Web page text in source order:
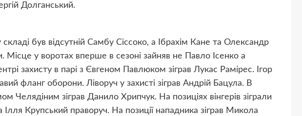
Долганський.
був відсутній Самбу Сіссоко, а Ібрахім Кане та Олександр
Місце у воротах вперше в сезоні зайняв не Павло Ісенко а
захисту в парі з Євгеном Павлюком зіграв Лукас Рамірес. Ігор
фланг оборони. Ліворуч у захисті зіграв Андрій Бацула. В
Челядіним зіграв Данило Хрипчук. На позиціях вінгерів зіграли
Крупський праворуч. На позиції нападника зіграв Микола